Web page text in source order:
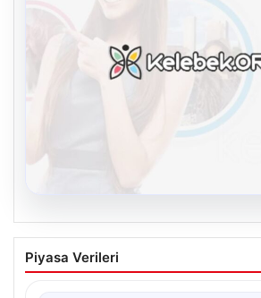
08.08.2026
Kelebek.Org İle Dijital
Sertifikalı Adresi Ve Chat
Piyasa Verileri